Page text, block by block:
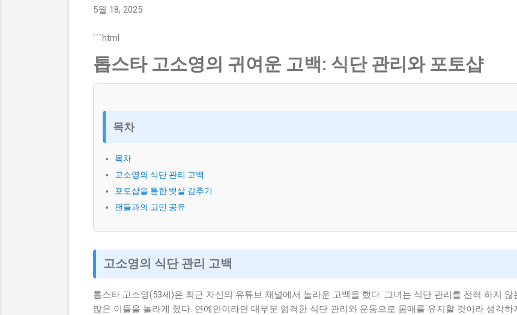
기반 공간컴퓨팅 창업지원사업이 뭔지 로봇기반 공간컴퓨팅 창업지원사업은 로봇기반 기술을 활용하여 창
5월 18, 2025
```html
톱스타 고소영의 귀여운 고백: 식단 관리와 포토샵
목차
목차
고소영의 식단 관리 고백
포토샵을 통한 뱃살 감추기
팬들과의 고민 공유
고소영의 식단 관리 고백
톱스타 고소영(53세)은 최근 자신의 유튜브 채널에서 놀라운 고백을 했다. 그녀는 식단 관리를 전혀 하지 않
많은 이들을 놀라게 했다. 연예인이라면 대부분 엄격한 식단 관리와 운동으로 몸매를 유지할 것이라 생각하